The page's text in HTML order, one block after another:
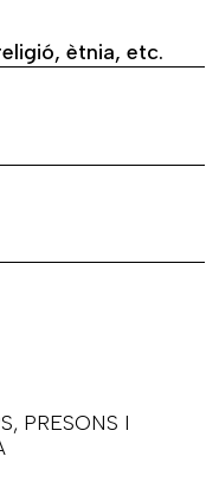
ètnia, etc.
PRESONS I